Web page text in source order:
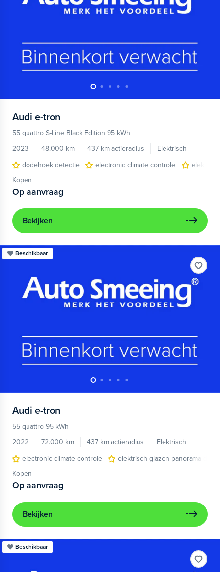
Audi e-tron
55 quattro S-Line Black Edition 95 kWh
2023
48.000 km 437 km actieradius
Elektrisch
dodehoek detectie
electronic climate controle
Kopen
Op aanvraag
Bekijken
Beschikbaar
Audi e-tron
55 quattro 95 kWh
2022
72.000 km 437 km actieradius
Elektrisch
electronic climate controle
elektrisch glazen panorama-dak
Kopen
Op aanvraag
Bekijken
Beschikbaar